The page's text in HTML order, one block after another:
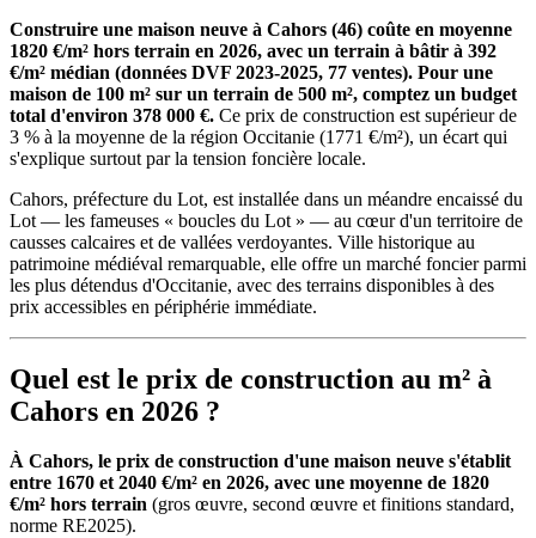
Construire une maison neuve à Cahors (46) coûte en moyenne
1820 €/m² hors terrain en 2026, avec un terrain à bâtir à 392
€/m² médian (données DVF 2023-2025, 77 ventes). Pour une
maison de 100 m² sur un terrain de 500 m², comptez un budget
total d'environ 378 000 €. Ce prix de construction est supérieur de
3 % à la moyenne de la région Occitanie (1771 €/m²), un écart qui
s'explique surtout par la tension foncière locale.
Cahors, préfecture du Lot, est installée dans un méandre encaissé du
Lot — les fameuses « boucles du Lot » — au cœur d'un territoire de
causses calcaires et de vallées verdoyantes. Ville historique au
patrimoine médiéval remarquable, elle offre un marché foncier parmi
les plus détendus d'Occitanie, avec des terrains disponibles à des
prix accessibles en périphérie immédiate.
Quel est le prix de construction au m² à
Cahors en 2026 ?
À Cahors, le prix de construction d'une maison neuve s'établit
entre 1670 et 2040 €/m² en 2026, avec une moyenne de 1820
€/m² hors terrain (gros œuvre, second œuvre et finitions standard,
norme RE2025).